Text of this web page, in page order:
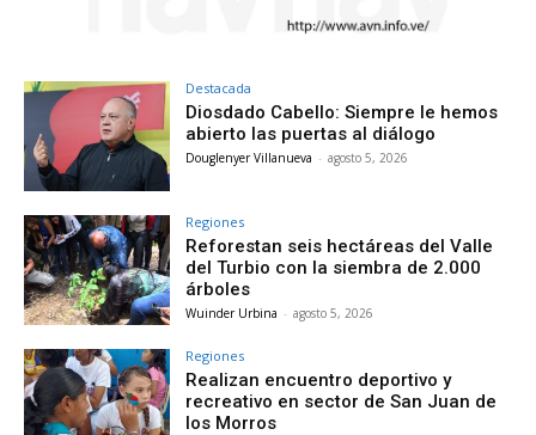
Destacada
Diosdado Cabello: Siempre le hemos
abierto las puertas al diálogo
Douglenyer Villanueva - agosto 5, 2026
Regiones
Reforestan seis hectáreas del Valle
del Turbio con la siembra de 2.000
árboles
Wuinder Urbina - agosto 5, 2026
Regiones
Realizan encuentro deportivo y
recreativo en sector de San Juan de
los Morros